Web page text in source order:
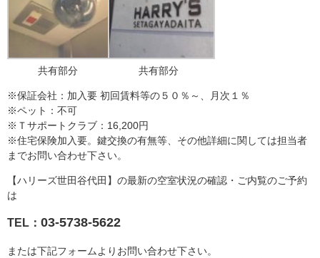
共有部分 共有部分
※保証会社：加入要 初回賃料等の５０％～、月次１％
※ペット：不可
※Ｔサポートクラブ：16,200円
※住宅保険加入要。鍵交換の有無等、その他詳細に関しては担当者
までお問い合わせ下さい。
【ハリーズ世田谷代田】の最新の空室状況の確認・ご内覧のご予約
は
TEL： 03-5738-5622
または下記フォームよりお問い合わせ下さい。